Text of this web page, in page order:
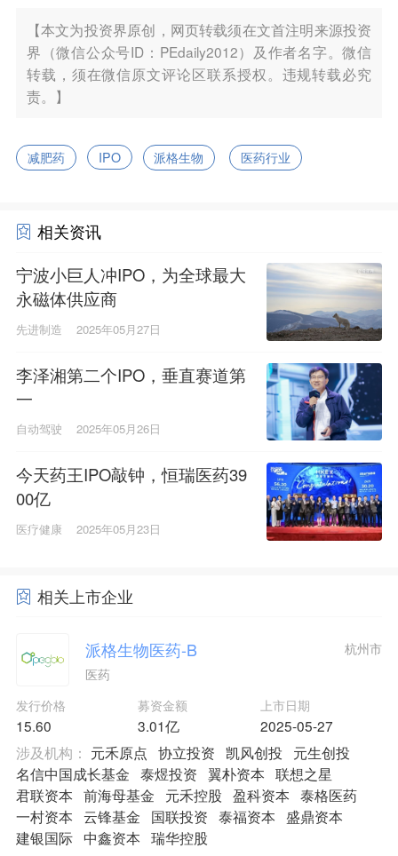
【本文为投资界原创，网页转载须在文首注明来源投资
界（微信公众号ID：PEdaily2012）及作者名字。微信
转载，须在微信原文评论区联系授权。违规转载必究
责。】
减肥药 IPO 派格生物 医药行业
相关资讯
宁波小巨人冲IPO，为全球最大
永磁体供应商
先进制造 2025年05月27日
李泽湘第二个IPO，垂直赛道第
一
自动驾驶 2025年05月26日
今天药王IPO敲钟，恒瑞医药39
00亿
医疗健康 2025年05月23日
相关上市企业
派格生物医药-B
医药
杭州市
发行价格
15.60
募资金额
3.01亿
上市日期
2025-05-27
涉及机构： 元禾原点 协立投资 凯风创投
元生创投
名信中国成长基金 泰煜投资 翼朴资本 联想之星
君联资本 前海母基金 元禾控股 盈科资本 泰格医药
一村资本 云锋基金 国联投资 泰福资本
盛鼎资本
建银国际 中鑫资本 瑞华控股